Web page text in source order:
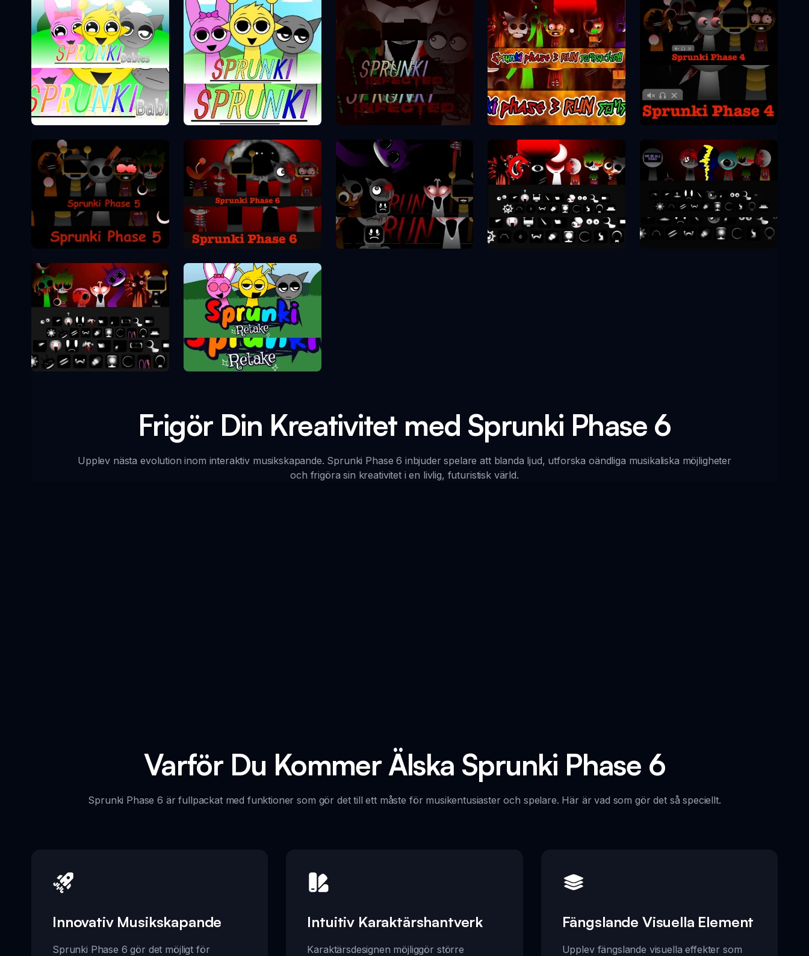
Sprunki Phase 0
Sprunki Phase 1
Sprunki Phase 2
Sprunki Phase 3 Sprunki Phase 4
Sprunki Phase 5
Sprunki Phase 6
Sprunki Phase 7
Sprunki Phase 8 Sprunki Phase 9
Sprunki Phase 10 Sprunki Retake
Frigör Din Kreativitet med Sprunki Phase 6
Upplev nästa evolution inom interaktiv musikskapande. Sprunki Phase 6 inbjuder spelare att blanda ljud, utforska oändliga musikaliska möjligheter
och frigöra sin kreativitet i en livlig, futuristisk värld.
Varför Du Kommer Älska Sprunki Phase 6
Sprunki Phase 6 är fullpackat med funktioner som gör det till ett måste för musikentusiaster och spelare. Här är vad som gör det så speciellt.
Innovativ Musikskapande
Sprunki Phase 6 gör det möjligt för
Intuitiv Karaktärshantverk
Karaktärsdesignen möjliggör större
Fängslande Visuella Element
Upplev fängslande visuella effekter som